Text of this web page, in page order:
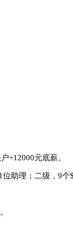
+12000元底薪。
助理；二级，9个